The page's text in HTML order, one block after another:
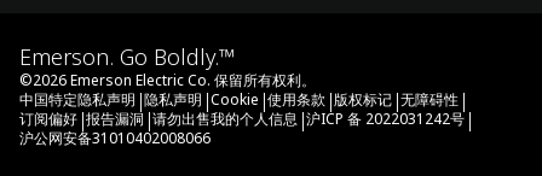
Emerson. Go Boldly.™
©2026Emerson Electric Co. 保留所有权利。
中国特定隐私声明 |隐私声明 |Cookie |使用条款 |版权标记 |无障碍性 |
订阅偏好 |报告漏洞 |请勿出售我的个人信息 |沪ICP 备 2022031242号 |
沪公网安备31010402008066